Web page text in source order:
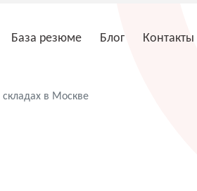
База резюме Блог Контакты
в Москве